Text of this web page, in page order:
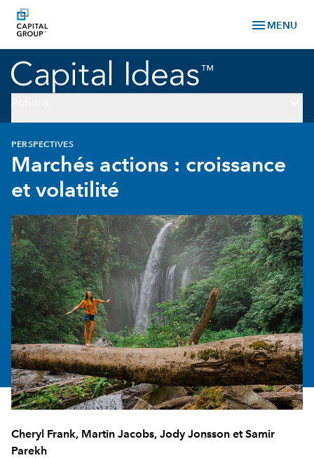
menu MENU
PERSPECTIVES
Marchés actions : croissance
et volatilité
Cheryl Frank, Martin Jacobs, Jody Jonsson etSamir
Parekh